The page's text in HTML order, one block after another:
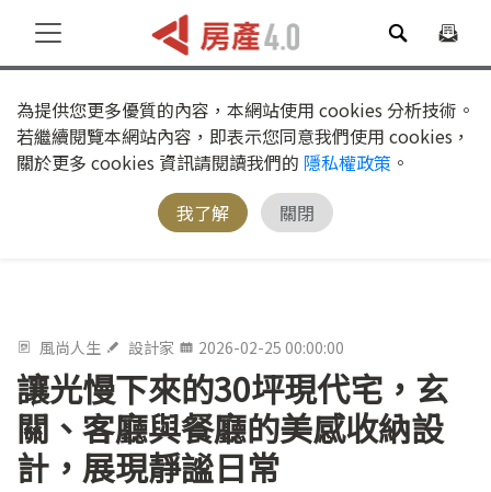
為提供您更多優質的內容，本網站使用 cookies 分析技術。
若繼續閱覽本網站內容，即表示您同意我們使用 cookies，
關於更多 cookies 資訊請閱讀我們的 隱私權政策 。
我了解
關閉
風尚人生 設計家 2026-02-25 00:00:00
讓光慢下來的30坪現代宅，玄
關、客廳與餐廳的美感收納設
計，展現靜謐日常